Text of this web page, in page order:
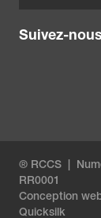
Suivez-nous
® RCCS |
RR0001
Conception
Quicksilk